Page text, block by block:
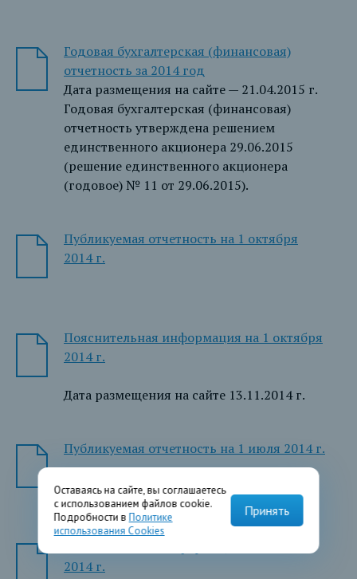
Годовая бухгалтерская (финансовая)
отчетность за 2014 год
Дата размещения на сайте — 21.04.2015 г.
Годовая бухгалтерская (финансовая)
отчетность утверждена решением
единственного акционера 29.06.2015
(решение единственного акционера
(годовое) № 11 от 29.06.2015).
Публикуемая отчетность на 1 октября
2014 г.
Пояснительная информация на 1 октября
2014 г.
Дата размещения на сайте 13.11.2014 г.
Публикуемая отчетность на 1 июля 2014 г.
2014 г.
Оставаясь на сайте, вы соглашаетесь
с использованием файлов cookie.
Подробности в Политике
использования Cookies
Принять